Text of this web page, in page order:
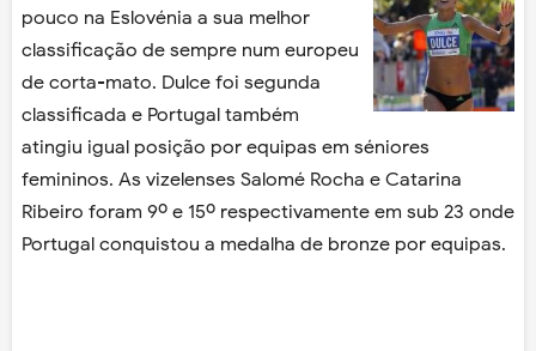
pouco na Eslovénia a sua melhor
classificação de sempre num europeu
de corta-mato. Dulce foi segunda
classificada e Portugal também
atingiu igual posição por equipas em séniores
femininos. As vizelenses Salomé Rocha e Catarina
Ribeiro foram 9º e 15º respectivamente em sub 23 onde
Portugal conquistou a medalha de bronze por equipas.